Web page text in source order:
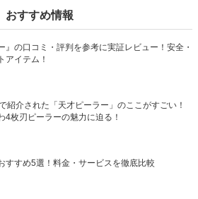
おすすめ情報
』の口コミ・評判を参考に実証レビュー！安全・
アイテム！
紹介された「天才ピーラー」のここがすごい！
4枚刃ピーラーの魅力に迫る！
すすめ5選！料金・サービスを徹底比較